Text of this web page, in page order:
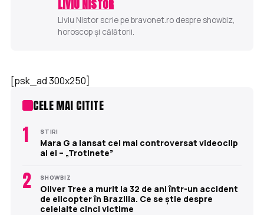
LIVIU NISTOR
Liviu Nistor scrie pe bravonet.ro despre showbiz,
horoscop și călătorii.
[psk_ad 300x250]
CELE MAI CITITE
1 STIRI
Mara G a lansat cel mai controversat videoclip
al ei – „Trotinete”
2 SHOWBIZ
Oliver Tree a murit la 32 de ani într-un accident
de elicopter în Brazilia. Ce se știe despre
celelalte cinci victime